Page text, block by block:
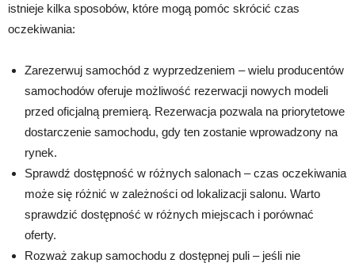
istnieje kilka sposobów, które mogą pomóc skrócić czas
oczekiwania:
Zarezerwuj samochód z wyprzedzeniem – wielu producentów
samochodów oferuje możliwość rezerwacji nowych modeli
przed oficjalną premierą. Rezerwacja pozwala na priorytetowe
dostarczenie samochodu, gdy ten zostanie wprowadzony na
rynek.
Sprawdź dostępność w różnych salonach – czas oczekiwania
może się różnić w zależności od lokalizacji salonu. Warto
sprawdzić dostępność w różnych miejscach i porównać
oferty.
Rozważ zakup samochodu z dostępnej puli – jeśli nie